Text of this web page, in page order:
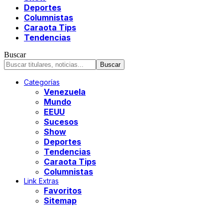
Deportes
Columnistas
Caraota Tips
Tendencias
Buscar
Categorías
Venezuela
Mundo
EEUU
Sucesos
Show
Deportes
Tendencias
Caraota Tips
Columnistas
Link Extras
Favoritos
Sitemap